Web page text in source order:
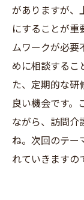
がありますが、
にすることが重
ムワークが必要
めに相談するこ
た、定期的な研
良い機会です。
ながら、訪問介
ね。次回のテー
れていきますの